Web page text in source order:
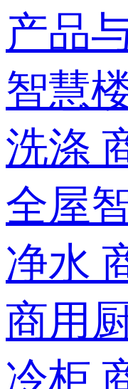
产品
智慧
洗涤
全屋
净水
商用
冷柜